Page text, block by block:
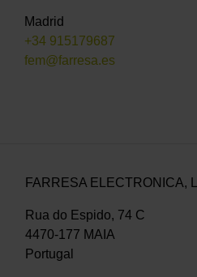
Madrid
+34 915179687
fem@farresa.es
FARRESA ELECTRONICA,
Rua do Espido, 74 C
4470-177 MAIA
Portugal